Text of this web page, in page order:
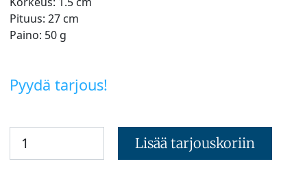
Pituus: 27 cm
Paino: 50 g
Pyydä tarjous!
Lisää tarjouskoriin